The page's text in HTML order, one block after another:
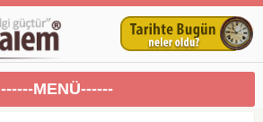
------MENÜ------